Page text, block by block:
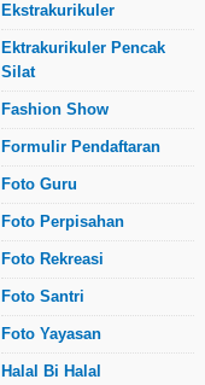
Ekstrakurikuler
Ektrakurikuler Pencak
Silat
Fashion Show
Formulir Pendaftaran
Foto Guru
Foto Perpisahan
Foto Rekreasi
Foto Santri
Foto Yayasan
Halal Bi Halal